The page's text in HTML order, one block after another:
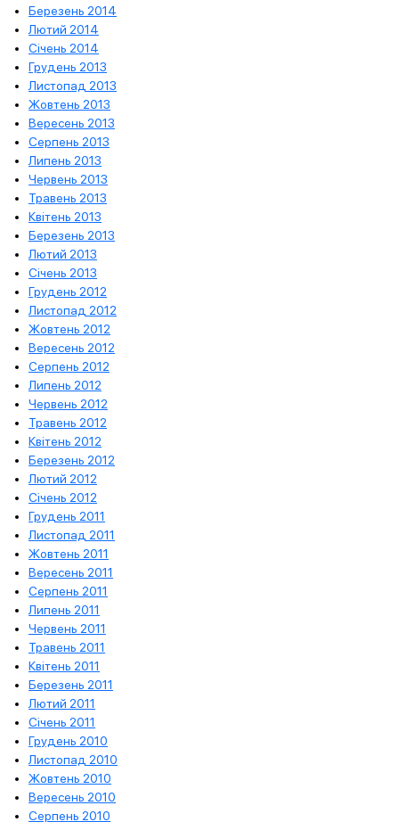
Березень 2014
Лютий 2014
Січень 2014
Грудень 2013
Листопад 2013
Жовтень 2013
Вересень 2013
Серпень 2013
Липень 2013
Червень 2013
Травень 2013
Квітень 2013
Березень 2013
Лютий 2013
Січень 2013
Грудень 2012
Листопад 2012
Жовтень 2012
Вересень 2012
Серпень 2012
Липень 2012
Червень 2012
Травень 2012
Квітень 2012
Березень 2012
Лютий 2012
Січень 2012
Грудень 2011
Листопад 2011
Жовтень 2011
Вересень 2011
Серпень 2011
Липень 2011
Червень 2011
Травень 2011
Квітень 2011
Березень 2011
Лютий 2011
Січень 2011
Грудень 2010
Листопад 2010
Жовтень 2010
Вересень 2010
Серпень 2010